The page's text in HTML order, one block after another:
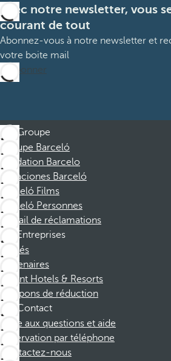
Avec notre newsletter, vous
courant de tout
Abonnez-vous à notre newsletter et
votre boite mail
M’abonner
Groupe
Groupe Barceló
Fondation Barcelo
Vacaciones Barceló
Barceló Films
Barceló Personnes
Portail de réclamations
Entreprises
Affiliés
Partenaires
Dorint Hotels & Resorts
Coupons de réduction
Contact
Foire aux questions et aide
Réservation par téléphone
Contactez-nous